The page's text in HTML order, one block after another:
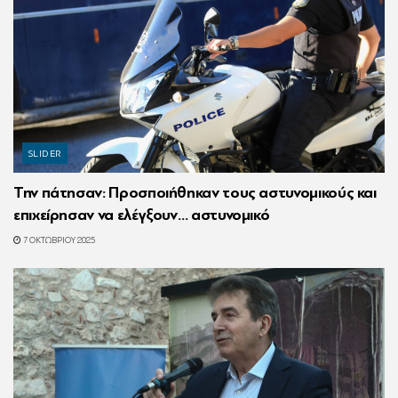
SLIDER
Την πάτησαν: Προσποιήθηκαν τους αστυνομικούς και
επιχείρησαν να ελέγξουν… αστυνομικό
7 ΟΚΤΩΒΡΊΟΥ 2025